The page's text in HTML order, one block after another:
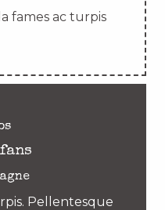
fames ac turpis
Pellentesque